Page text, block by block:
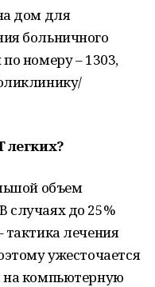
дом для
больничного
номеру – 1303,
легких?
объем
до 25%
тактика лечения
ужесточается
на компьютерную